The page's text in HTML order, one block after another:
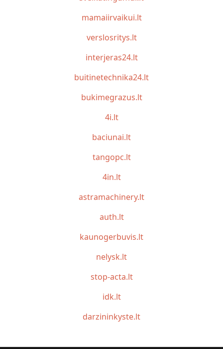
mamaiirvaikui.lt
verslosritys.lt
interjeras24.lt
buitinetechnika24.lt
bukimegrazus.lt
4i.lt
baciunai.lt
tangopc.lt
4in.lt
astramachinery.lt
auth.lt
kaunogerbuvis.lt
nelysk.lt
stop-acta.lt
idk.lt
darzininkyste.lt